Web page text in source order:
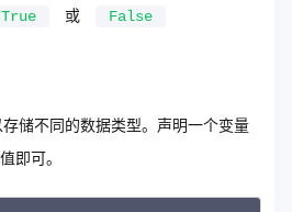
True 或 False
储不同的数据类型。声明一个变量
即可。